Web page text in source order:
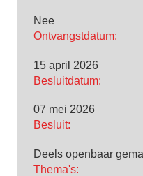
Nee
Ontvangstdatum:
15 april 2026
Besluitdatum:
07 mei 2026
Besluit:
Deels openbaar
Thema's: